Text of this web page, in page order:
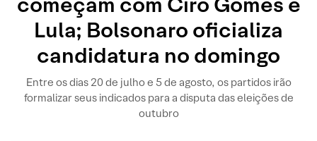
Lula; Bolsonaro oficializa
candidatura no domingo
Entre os dias 20 de julho e 5 de agosto, os partidos irão
formalizar seus indicados para a disputa das eleições de
outubro